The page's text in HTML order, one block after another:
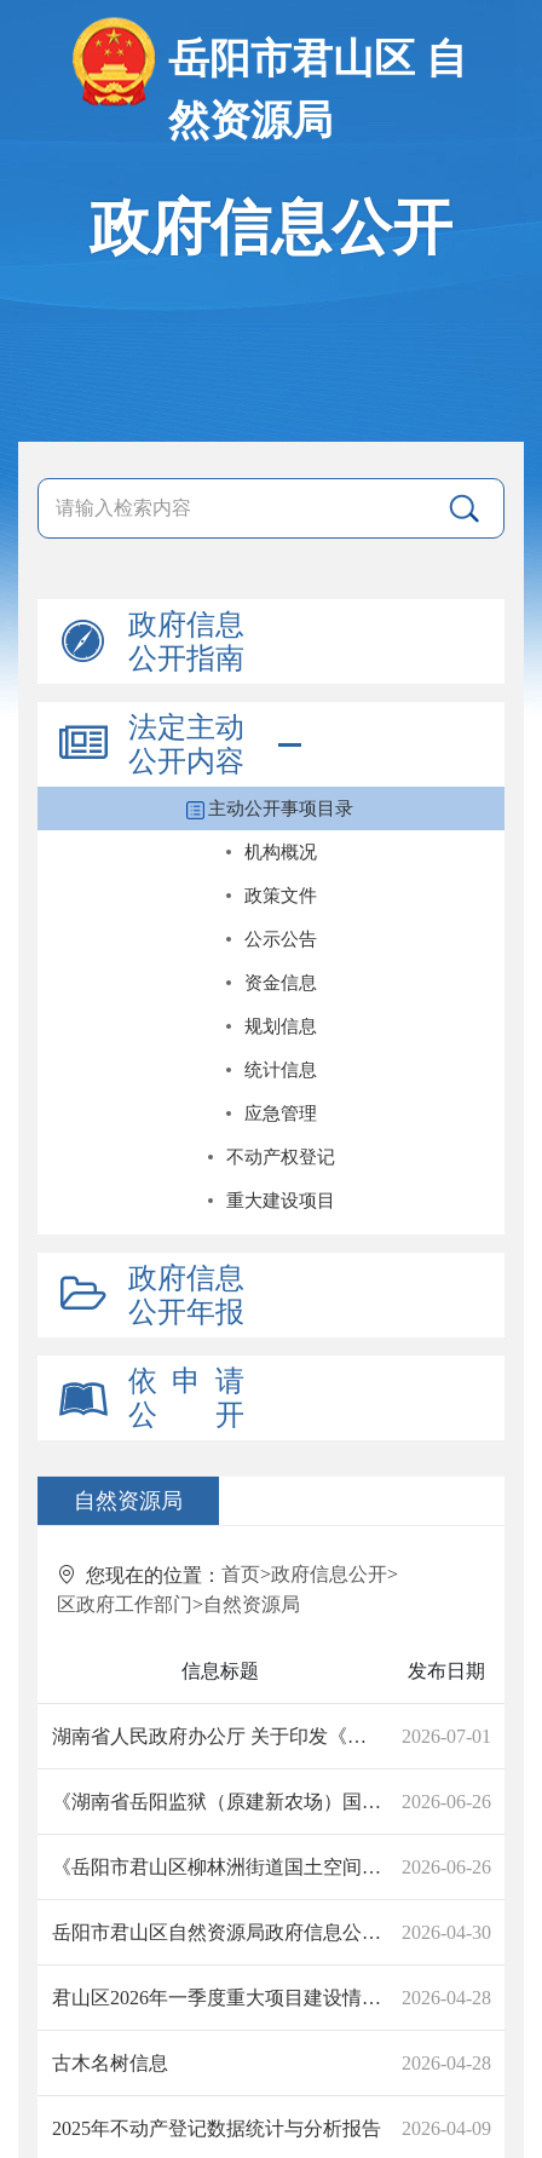
岳阳市君山区 自
然资源局
政府信息公开
政府信息
公开指南
法定主动
公开内容
主动公开事项目录
机构概况
政策文件
公示公告
资金信息
规划信息
统计信息
应急管理
不动产权登记
重大建设项目
政府信息
公开年报
依 申 请
公 开
自然资源局
您现在的位置： 首页>政府信息公开>
区政府工作部门>自然资源局
信息标题 发布日期
湖南省人民政府办公厅 关于印发《湖南省省直管土地资产处置办法》的通知 2026-07-01
《湖南省岳阳监狱（原建新农场）国土空间规划（2021-2035年）》 批后公告 2026-06-26
《岳阳市君山区柳林洲街道国土空间规划（2021-2035年）》 批后公告 2026-06-26
岳阳市君山区自然资源局政府信息公开指南 2026-04-30
君山区2026年一季度重大项目建设情况汇报 2026-04-28
古木名树信息 2026-04-28
2025年不动产登记数据统计与分析报告 2026-04-09